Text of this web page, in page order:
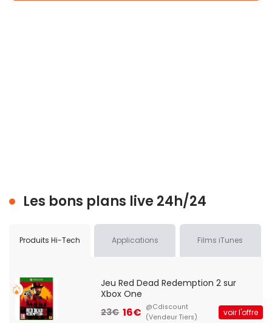
Les bons plans live 24h/24
Produits Hi-Tech Applications Films iTunes
Jeu Red Dead Redemption 2 sur
Xbox One
23€ 16€ @Cdiscount
(Vendeur Tiers)
voir l'offre